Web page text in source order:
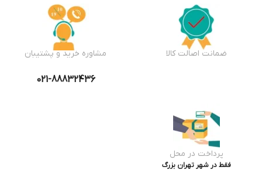
ضمانت اصالت کالا مشاوره خرید و پشتیبان
021-88832436
پرداخت در محل
فقط در شهر تهران بزرگ